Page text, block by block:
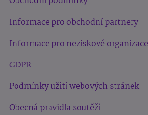
Informace pro obchodní partnery
Informace pro neziskové organizace
GDPR
Podmínky užití webových stránek
Obecná pravidla soutěží